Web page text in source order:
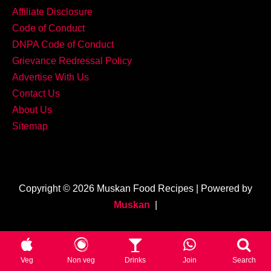
Affiliate Disclosure
Code of Conduct
DNPA Code of Conduct
Grievance Redressal Policy
Advertise With Us
Contact Us
About Us
Sitemap
Copyright © 2026 Muskan Food Recipes | Powered by
Muskan |
Veg Non veg Drinks Join Search